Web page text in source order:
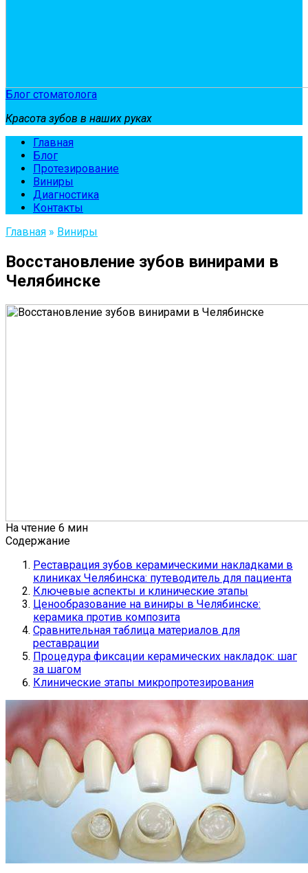
Блог стоматолога
Красота зубов в наших руках
Главная
Блог
Протезирование
Виниры
Диагностика
Контакты
Главная » Виниры
Восстановление зубов винирами в
Челябинске
На чтение 6 мин
Содержание
Реставрация зубов керамическими накладками в
клиниках Челябинска: путеводитель для пациента
Ключевые аспекты и клинические этапы
Ценообразование на виниры в Челябинске:
керамика против композита
Сравнительная таблица материалов для
реставрации
Процедура фиксации керамических накладок: шаг
за шагом
Клинические этапы микропротезирования